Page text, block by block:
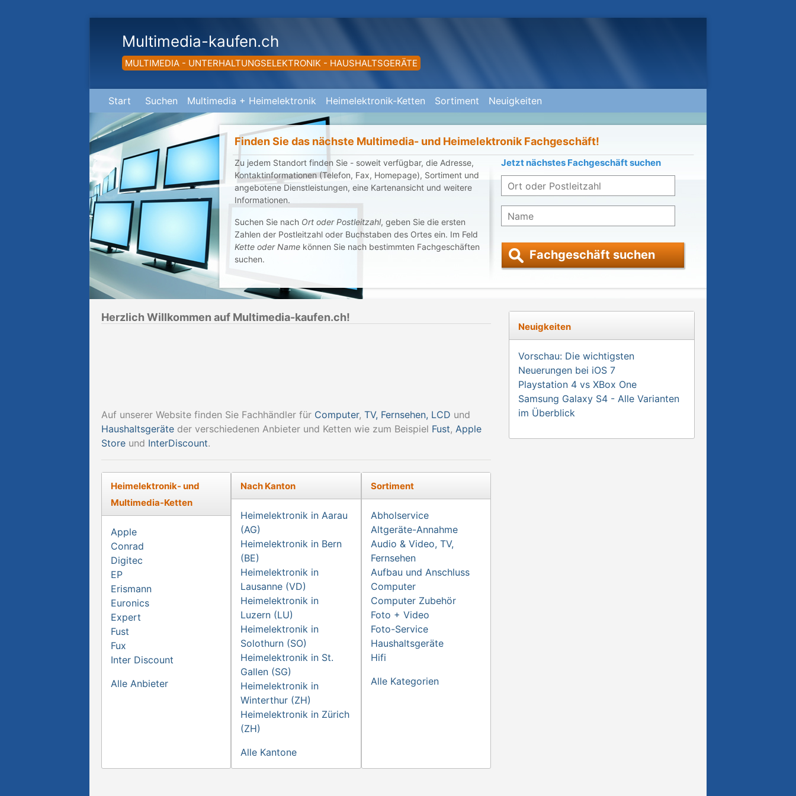
Multimedia-kaufen.ch
MULTIMEDIA - UNTERHALTUNGSELEKTRONIK - HAUSHALTSGERÄTE
Start Suchen Multimedia + Heimelektronik Heimelektronik-Ketten Sortiment Neuigkeiten
Finden Sie das nächste Multimedia- und Heimelektronik Fachgeschäft!
Zu jedem Standort finden Sie - soweit verfügbar, die Adresse,
Kontaktinformationen (Telefon, Fax, Homepage), Sortiment und
angebotene Dienstleistungen, eine Kartenansicht und weitere
Informationen.
Suchen Sie nach Ort oder Postleitzahl, geben Sie die ersten
Zahlen der Postleitzahl oder Buchstaben des Ortes ein. Im Feld
Kette oder Name können Sie nach bestimmten Fachgeschäften
suchen.
Jetzt nächstes Fachgeschäft suchen
Fachgeschäft suchen
Herzlich Willkommen auf Multimedia-kaufen.ch!
Auf unserer Website finden Sie Fachhändler für Computer, TV, Fernsehen, LCD und
Haushaltsgeräte der verschiedenen Anbieter und Ketten wie zum Beispiel Fust, Apple
Store und InterDiscount.
Heimelektronik- und
Multimedia-Ketten
Apple
Conrad
Digitec
EP
Erismann
Euronics
Expert
Fust
Fux
Inter Discount
Alle Anbieter
Nach Kanton
Heimelektronik in Aarau
(AG)
Heimelektronik in Bern
(BE)
Heimelektronik in
Lausanne (VD)
Heimelektronik in
Luzern (LU)
Heimelektronik in
Solothurn (SO)
Heimelektronik in St.
Gallen (SG)
Heimelektronik in
Winterthur (ZH)
Heimelektronik in Zürich
(ZH)
Alle Kantone
Sortiment
Abholservice
Altgeräte-Annahme
Audio & Video, TV,
Fernsehen
Aufbau und Anschluss
Computer
Computer Zubehör
Foto + Video
Foto-Service
Haushaltsgeräte
Hifi
Alle Kategorien
Neuigkeiten
Vorschau: Die wichtigsten
Neuerungen bei iOS 7
Playstation 4 vs XBox One
Samsung Galaxy S4 - Alle Varianten
im Überblick